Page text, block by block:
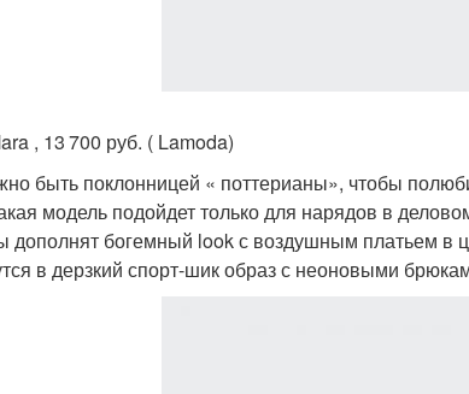
, 13 700 руб. ( Lamoda)
быть поклонницей « поттерианы», чтобы
модель подойдет только для нарядов в
богемный look с воздушным платьем в
в дерзкий спорт-шик образ с неоновыми